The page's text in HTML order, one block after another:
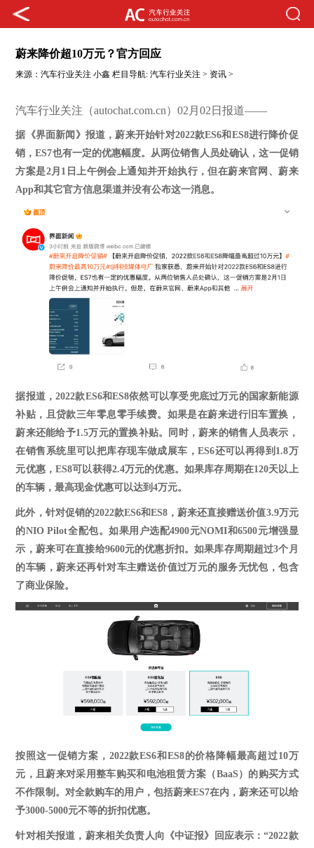
蔚来降价超10万元？官方回应
来源：汽车行业关注 小鑫 栏目导航:汽车行业关注 > 资讯 >
汽车行业关注（autochat.com.cn）02月02日报道——
据《界面新闻》报道，蔚来开始针对2022款ES6和ES8进行降价促
销，ES7也有一定的优惠幅度。从两位销售人员处确认，这一促销
方案是2月1日上午例会上通知并开始执行 ，但在蔚来官网、蔚来
App和其它官方信息渠道并没有公布这一消息。
据报道，2022款ES6和ES8依然可以享受兜底过万元的国家新能源
补贴，且贷款三年零息零手续费。如果是在蔚来进行旧车置换，
蔚来还能给予1.5万元的置换补贴。同时，蔚来的销售人员表示，
在销售系统里可以把库存现车做成展车，ES6还可以再得到1.8万
元优惠，ES8可以获得2.4万元的优惠。如果库存周期在120天以上
的车辆，最高现金优惠可以达到4万元。
此外，针对促销的2022款ES6和ES8，蔚来还直接赠送价值3.9万元
的NIO Pilot全配包。如果用户选配4900元NOMI和6500元增强显
示，蔚来可在直接给9600元的优惠折扣。如果库存周期超过3个月
的车辆，蔚来还再针对车主赠送价值过万元的服务无忧包，包含
了商业保险。
按照这一促销方案， 2022款ES6和ES8的价格降幅最高超过10万
元 ， 且蔚来对采用整车购买和电池租赁方案（BaaS）的购买方式
不作限制。对全款购车的用户，包括蔚来ES7在内，蔚来还可以给
予3000-5000元不等的折扣优惠。
针对相关报道， 蔚来相关负责人向 《中证报》 回应表示 ：“2022款